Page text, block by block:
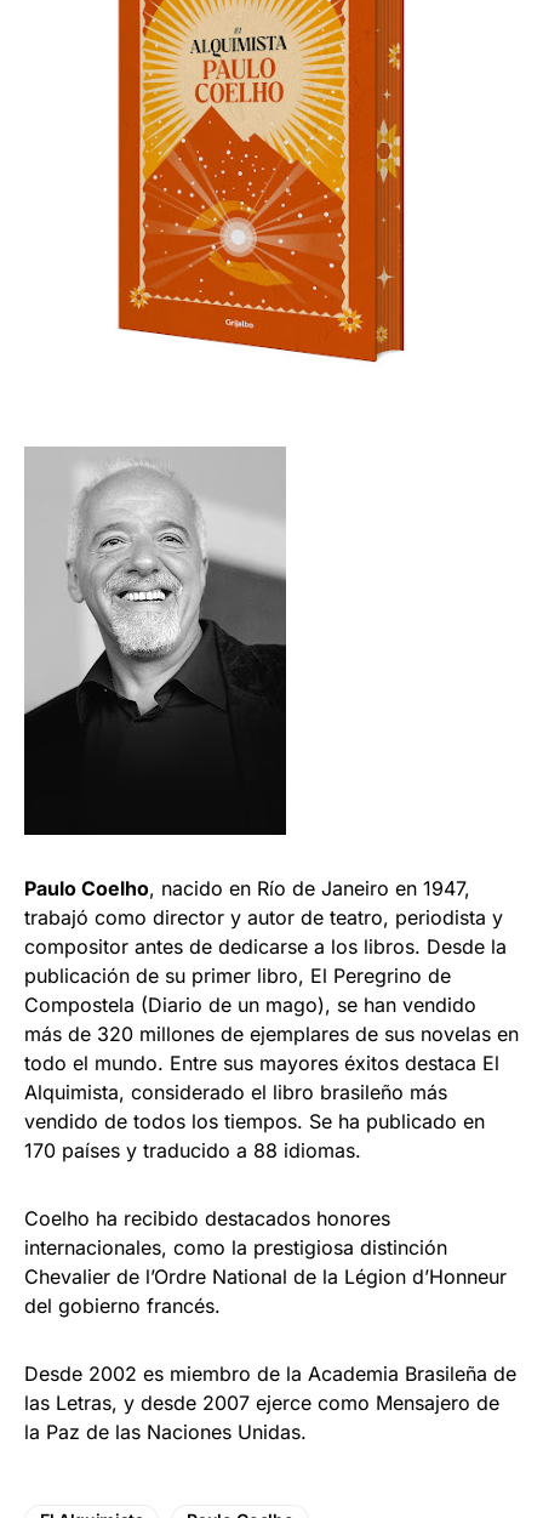
Paulo Coelho, nacido en Río de Janeiro en 1947,
trabajó como director y autor de teatro, periodista y
compositor antes de dedicarse a los libros. Desde la
publicación de su primer libro, El Peregrino de
Compostela (Diario de un mago), se han vendido
más de 320 millones de ejemplares de sus novelas en
todo el mundo. Entre sus mayores éxitos destaca El
Alquimista, considerado el libro brasileño más
vendido de todos los tiempos. Se ha publicado en
170 países y traducido a 88 idiomas.
Coelho ha recibido destacados honores
internacionales, como la prestigiosa distinción
Chevalier de l’Ordre National de la Légion d’Honneur
del gobierno francés.
Desde 2002 es miembro de la Academia Brasileña de
las Letras, y desde 2007 ejerce como Mensajero de
la Paz de las Naciones Unidas.